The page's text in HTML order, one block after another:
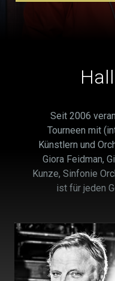
Seit 2006
Tourneen mit
Künstlern und
Giora Feidman,
Kunze, Sinfonie
ist für jeden